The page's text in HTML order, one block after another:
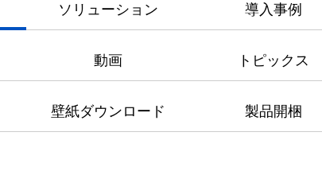
ソリューション 導入事例
動画 トピックス
壁紙ダウンロード 製品開梱